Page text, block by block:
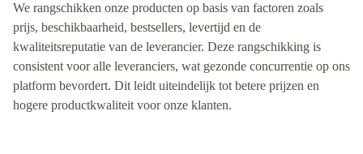
We rangschikken onze producten op basis van factoren zoals
prijs, beschikbaarheid, bestsellers, levertijd en de
kwaliteitsreputatie van de leverancier. Deze rangschikking is
consistent voor alle leveranciers, wat gezonde concurrentie op ons
platform bevordert. Dit leidt uiteindelijk tot betere prijzen en
hogere productkwaliteit voor onze klanten.